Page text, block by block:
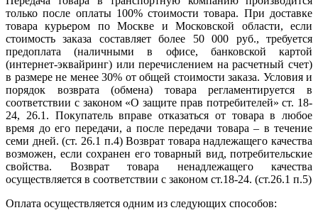
только после оплаты 100% стоимости товара. При доставке
товара курьером по Москве и Московской области, если
стоимость заказа составляет более 50 000 руб., требуется
предоплата (наличными в офисе, банковской картой
(интернет-эквайринг) или перечислением на расчетный счет)
в размере не менее 30% от общей стоимости заказа. Условия и
порядок возврата (обмена) товара регламентируется в
соответствии с законом «О защите прав потребителей» ст. 18-
24, 26.1. Покупатель вправе отказаться от товара в любое
время до его передачи, а после передачи товара – в течение
семи дней. (ст. 26.1 п.4) Возврат товара надлежащего качества
возможен, если сохранен его товарный вид, потребительские
свойства. Возврат товара ненадлежащего качества
осуществляется в соответствии с законом ст.18-24. (ст.26.1 п.5)
Оплата осуществляется одним из следующих способов: